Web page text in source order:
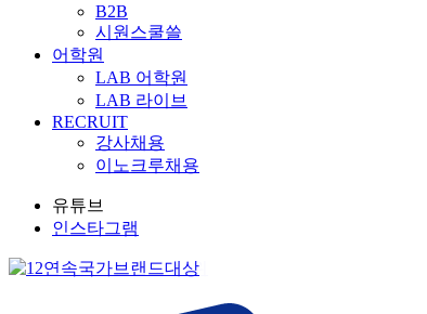
B2B
시원스쿨쓸
어학원
LAB 어학원
LAB 라이브
RECRUIT
강사채용
이노크루채용
유튜브
인스타그램